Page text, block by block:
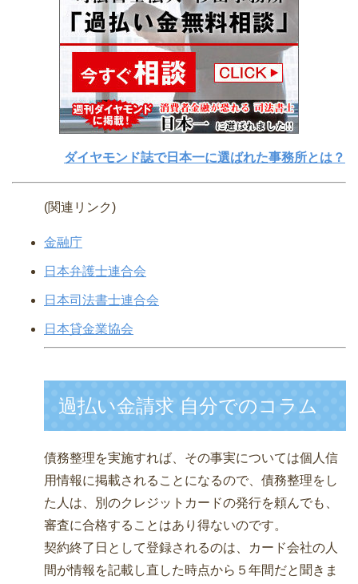
ダイヤモンド誌で日本一に選ばれた事務所とは？
(関連リンク)
金融庁
日本弁護士連合会
日本司法書士連合会
日本貸金業協会
過払い金請求 自分でのコラム
債務整理を実施すれば、その事実については個人信
用情報に掲載されることになるので、債務整理をし
た人は、別のクレジットカードの発行を頼んでも、
審査に合格することはあり得ないのです。
契約終了日として登録されるのは、カード会社の人
間が情報を記載し直した時点から５年間だと聞きま